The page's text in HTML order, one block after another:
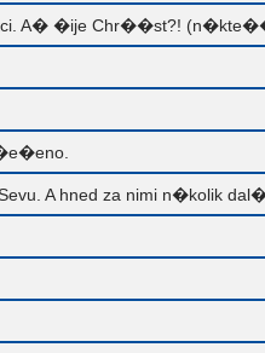
A� �ije Chr��st?!
A hned za nimi n�kolik